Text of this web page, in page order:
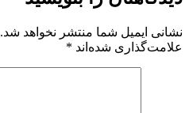
نشانی ایمیل شما منتشر نخواهد شد.
علامت‌گذاری شده‌اند *